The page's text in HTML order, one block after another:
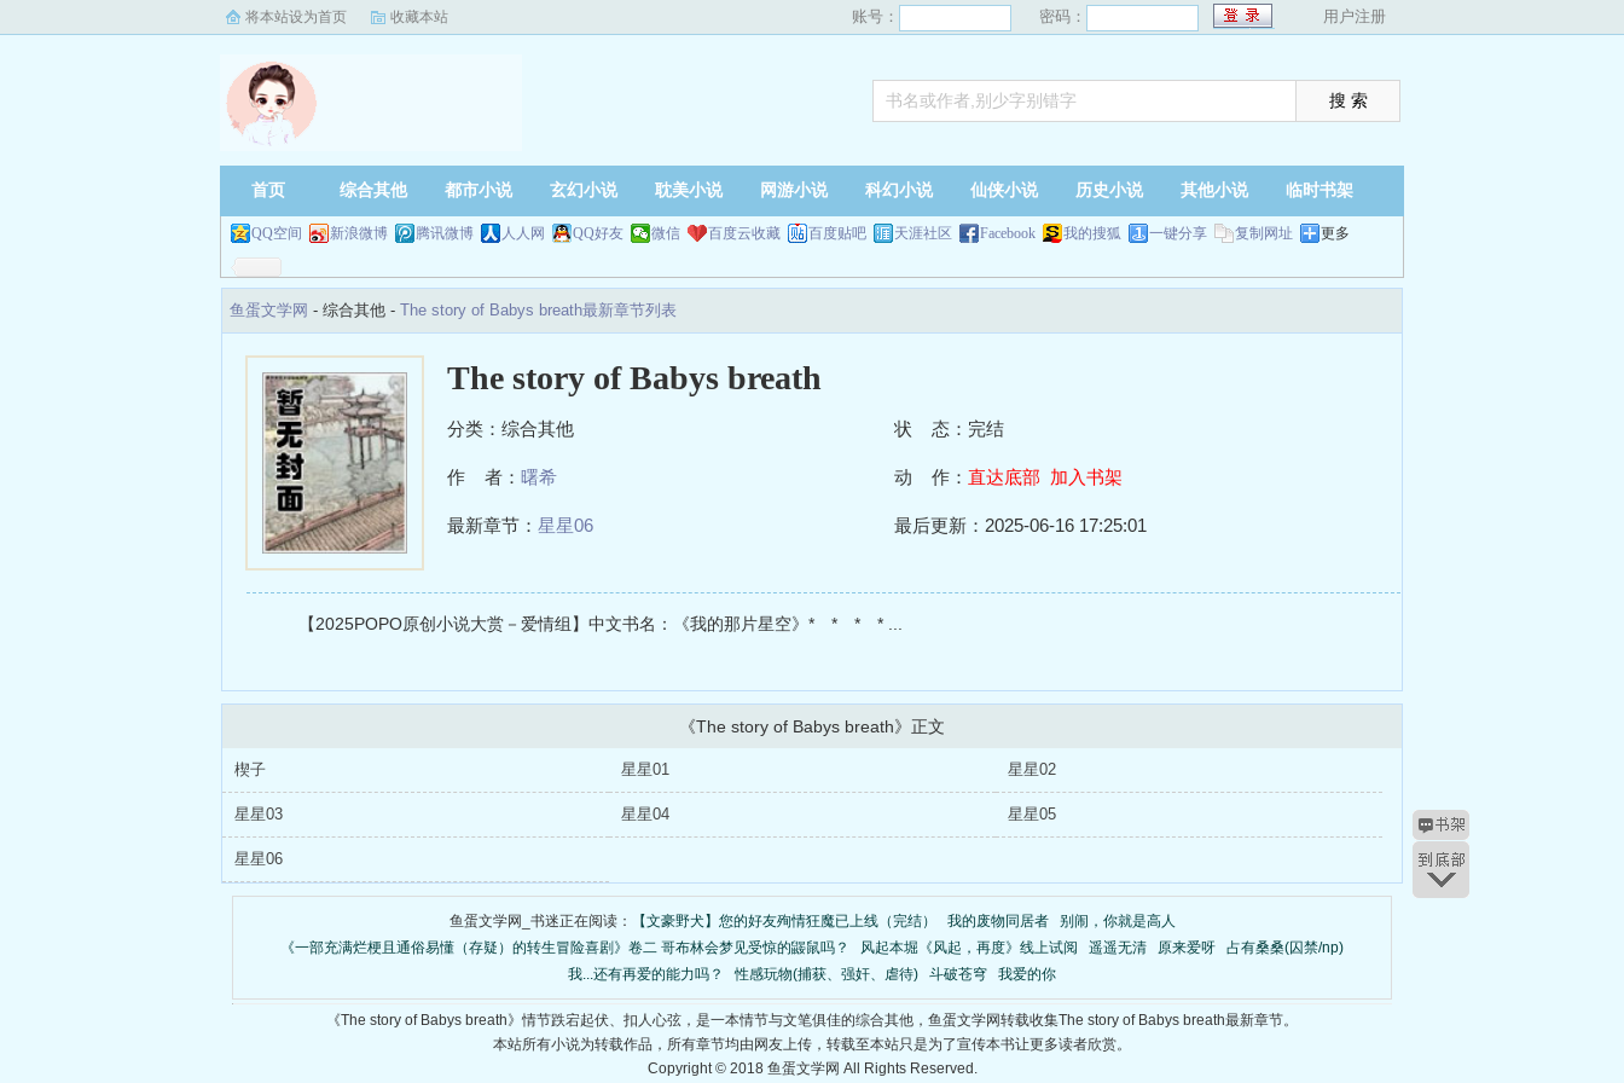
将本站设为首页 收藏本站 账号： 密码： 用户注册
首页 综合其他 都市小说 玄幻小说 耽美小说 网游小说 科幻小说 仙侠小说 历史小说 其他小说 临时书架
QQ空间 新浪微博 腾讯微博 人人网 QQ好友 微信 百度云收藏 百度贴吧 天涯社区 Facebook 我的搜狐 一键分享 复制网址 更多
鱼蛋文学网 - 综合其他 - The story of Babys breath最新章节列表
The story of Babys breath
分类：综合其他 状 态：完结
作 者： 曙希 动 作： 直达底部 加入书架
最新章节： 星星06 最后更新：2025-06-16 17:25:01
【2025POPO原创小说大赏－爱情组】中文书名：《我的那片星空》* * * * ...
《The story of Babys breath》正文
楔子 星星01 星星02
星星03 星星04 星星05
星星06
鱼蛋文学网_书迷正在阅读： 【文豪野犬】您的好友殉情狂魔已上线（完结） 我的废物同居者
别闹，你就是高人
《一部充满烂梗且通俗易懂（存疑）的转生冒险喜剧》卷二 哥布林会梦见受惊的鼹鼠吗？
风起本堀《风起，再度》线上试阅 遥遥无清 原来爱呀
占有桑桑(囚禁/np)
我...还有再爱的能力吗？
性感玩物(捕获、强奸、虐待) 斗破苍穹 我爱的你
《The story of Babys breath》情节跌宕起伏、扣人心弦，是一本情节与文笔俱佳的综合其他，鱼蛋文学网转载收集The story of Babys breath最新章节。
本站所有小说为转载作品，所有章节均由网友上传，转载至本站只是为了宣传本书让更多读者欣赏。
Copyright © 2018 鱼蛋文学网 All Rights Reserved.